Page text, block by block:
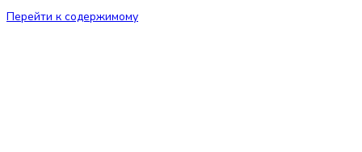
Перейти к содержимому